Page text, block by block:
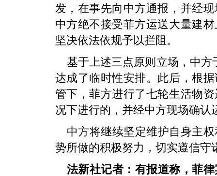
发，在事先向中方通报，并经
中方绝不接受菲方运送大量建
坚决依法依规予以拦阻。
基于上述三点原则立场，中
达成了临时性安排。此后，根
管下，菲方进行了七轮生活物
况下进行的，并经中方现场确
中方将继续坚定维护自身主
势所做的积极努力，切实遵信
法新社记者：有报道称，菲